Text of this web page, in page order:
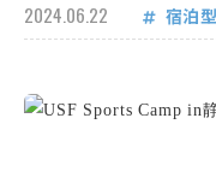
2024.06.22 宿泊型